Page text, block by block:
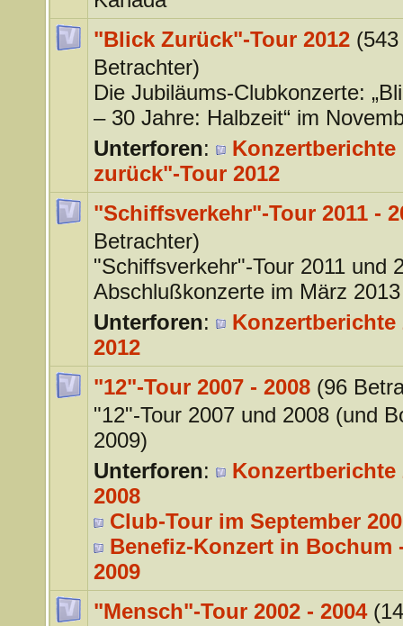
"Blick Zurück"-Tour 2012 (543
Betrachter)
Die Jubiläums-Clubkonzerte:
– 30 Jahre: Halbzeit“ im
Unterforen:
zurück"-Tour 2012
"Schiffsverkehr"-Tour 2011 -
Betrachter)
"Schiffsverkehr"-Tour 2011 und
Abschlußkonzerte im März 2013
Unterforen:
Konzertberichte
2012
"12"-Tour 2007 - 2008 (96
"12"-Tour 2007 und 2008 (und
2009)
Unterforen:
Konzertberichte
2008
Club-Tour im September
Benefiz-Konzert in Bochum
2009
"Mensch"-Tour 2002 - 2004 (14